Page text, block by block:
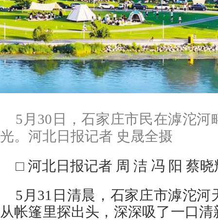
5月30日，石家庄市民在滹沱
光。河北日报记者 史晟全摄
□ 河北日报记者 周 洁 冯 阳 蔡晓
5月31日清晨，石家庄市滹沱
从帐篷里探出头，深深吸了一口